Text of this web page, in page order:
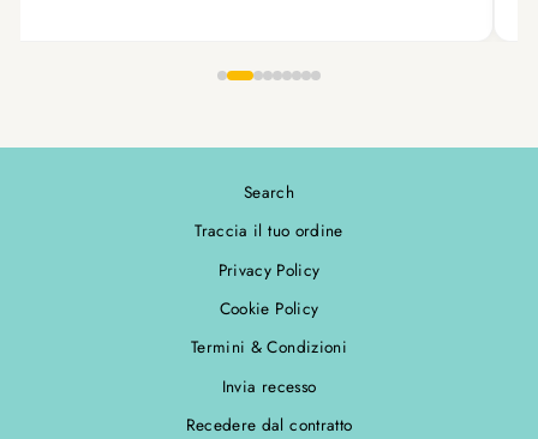
Search
Traccia il tuo ordine
Privacy Policy
Cookie Policy
Termini & Condizioni
Invia recesso
Recedere dal contratto